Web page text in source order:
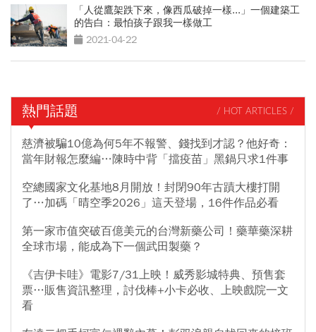
「人從鷹架跌下來，像西瓜破掉一樣...」一個建築工
的告白：最怕孩子跟我一樣做工
2021-04-22
熱門話題 / HOT ARTICLES /
慈濟被騙10億為何5年不報警、錢找到才認？他好奇：
當年財報怎麼編…陳時中背「擋疫苗」黑鍋只求1件事
空總國家文化基地8月開放！封閉90年古蹟大樓打開
了…加碼「晴空季2026」這天登場，16件作品必看
第一家市值突破百億美元的台灣新藥公司！藥華藥深耕
全球市場，能成為下一個武田製藥？
《吉伊卡哇》電影7/31上映！威秀影城特典、預售套
票…販售資訊整理，討伐棒+小卡必收、上映戲院一文
看